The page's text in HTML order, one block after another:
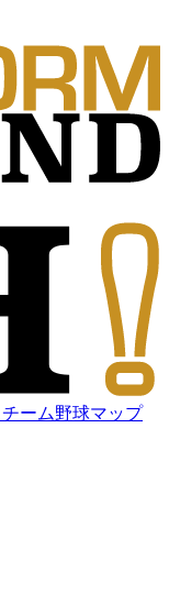
チーム野球マップ